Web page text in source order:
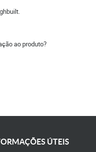
ao produto?
ÚTEIS